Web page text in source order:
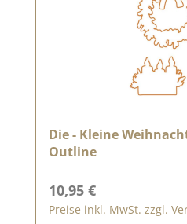
Die - Kleine
Outline
Regulärer Preis:
10,95 €
Preise inkl. MwSt. zzgl.